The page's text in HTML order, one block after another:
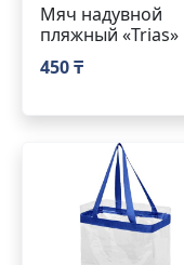
Мяч надувной
пляжный «Trias»
450 ₸